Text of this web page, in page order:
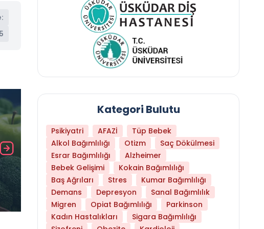
Daha Az Protein Tüketmek Yaşlanmayı
Kategori Bulutu
Psikiyatri AFAZİ
Tüp Bebek
Alkol Bağımlılığı
Otizm
Saç Dökülmesi
Esrar Bağımlılığı
Alzheimer
Bebek Gelişimi
Kokain Bağımlılığı
Baş Ağrıları
Stres
Kumar Bağımlılığı
Demans
Depresyon
Sanal Bağımlılık
Migren
Opiat Bağımlılığı
Parkinson
Kadın Hastalıkları
Sigara Bağımlılığı